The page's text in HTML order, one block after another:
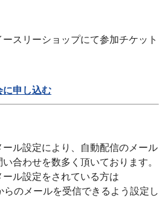
ースリーショップにて参加チケット
に申し込む
ール設定により、自動配信のメール
合わせを数多く頂いております。
ール設定をされている方は
らのメールを受信できるよう設定し